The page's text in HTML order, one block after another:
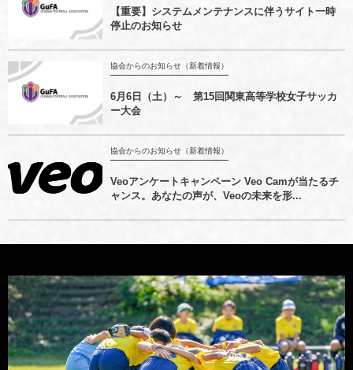
【重要】システムメンテナンスに伴うサイト一時
停止のお知らせ
協会からのお知らせ（新着情報）
6月6日（土）～ 第15回関東高等学校女子サッカ
ー大会
協会からのお知らせ（新着情報）
Veoアンケートキャンペーン Veo Camが当たるチ
ャンス。あなたの声が、Veoの未来を形...